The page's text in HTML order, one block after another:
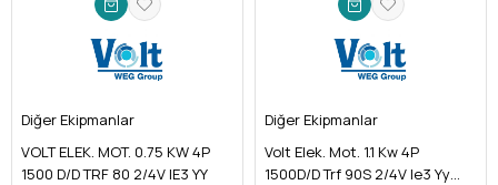
Diğer Ekipmanlar
VOLT ELEK. MOT. 0.75 KW 4P
1500 D/D TRF 80 2/4V IE3 YY
Diğer Ekipmanlar
Volt Elek. Mot. 1.1 Kw 4P
1500D/D Trf 90S 2/4V Ie3 Yy